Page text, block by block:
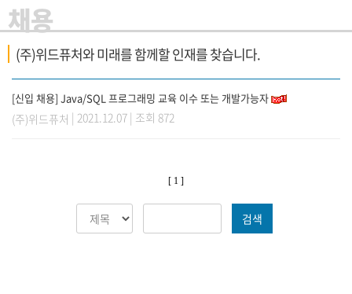
채용
(주)위드퓨처와 미래를 함께할 인재를 찾습니다.
[신입 채용] Java/SQL 프로그래밍 교육 이수 또는 개발가능자
(주)위드퓨처 | 2021.12.07 | 조회 872
[ 1 ]
검색